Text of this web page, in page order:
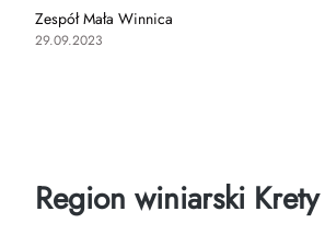
Zespół Mała Winnica
29.09.2023
Region winiarski Krety